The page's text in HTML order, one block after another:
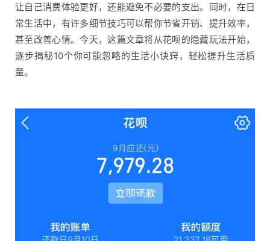
让自己消费体验更好，还能避免不必要的支出。同时，在日
常生活中，有许多细节技巧可以帮你节省开销、提升效率，
甚至改善心情。今天，这篇文章将从花呗的隐藏玩法开始，
逐步揭秘10个你可能忽略的生活小诀窍，轻松提升生活质
量。